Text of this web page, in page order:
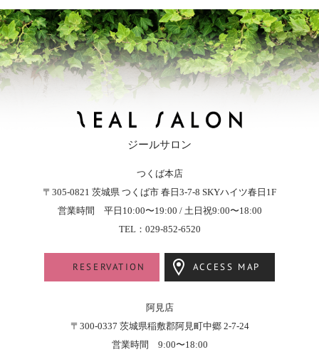
ZEAL SALON - ジールサロン
ジールサロン
つくば本店
〒305-0821 茨城県 つくば市 春日3-7-8 SKYハイツ春日1F
営業時間 平日10:00〜19:00 / 土日祝9:00〜18:00
TEL：029-852-6520
RESERVATION ACCESS MAP
阿見店
〒300-0337 茨城県稲敷郡阿見町中郷 2-7-24
営業時間 9:00〜18:00